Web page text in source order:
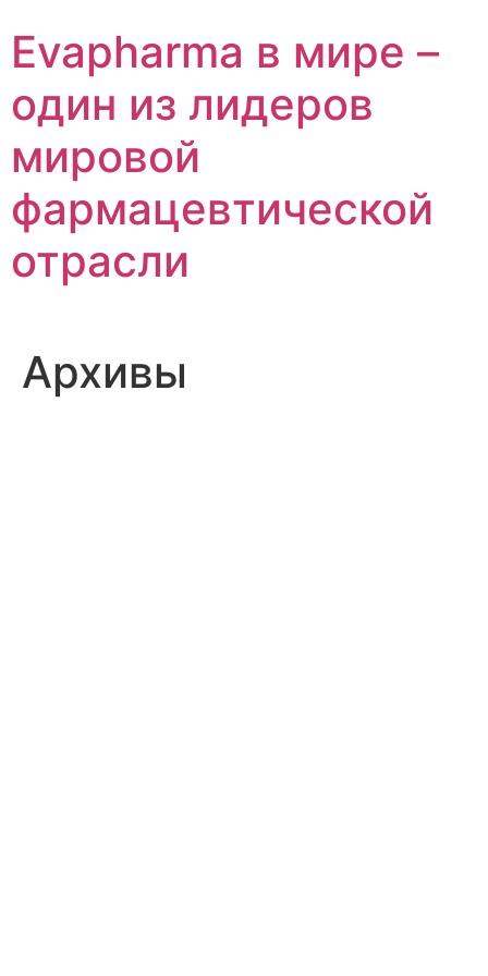
содержимому
Evapharma в мире –
один из лидеров
мировой
фармацевтической
отрасли
Архивы